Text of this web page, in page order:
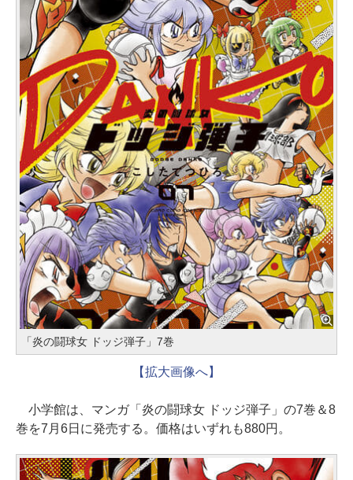
「炎の闘球女 ドッジ弾子」7巻
【拡大画像へ】
小学館は、マンガ「炎の闘球女 ドッジ弾子」の7巻＆8
巻を7月6日に発売する。価格はいずれも880円。